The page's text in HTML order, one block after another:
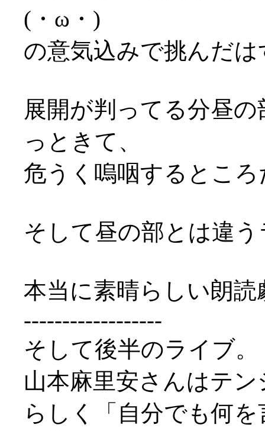
(・ω・)
の意気込みで挑んだ
展開が判ってる分昼
っときて、
危うく嗚咽するとこ
そして昼の部とは違
本当に素晴らしい朗読
------------------
そして後半のライブ。
山本麻里安さんはテ
らしく「自分でも何